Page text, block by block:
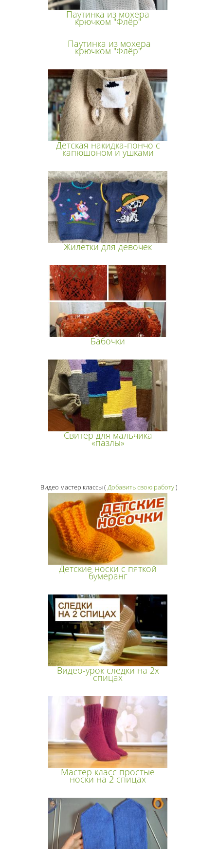
Паутинка из мохера
крючком "Флёр"
Паутинка из мохера
крючком "Флёр"
Детская накидка-пончо с
капюшоном и ушками
Жилетки для девочек
Бабочки
Свитер для мальчика
«пазлы»
Видео мастер классы( Добавить свою работу)
Детские носки с пяткой
бумеранг
Видео-урок следки на 2х
спицах
Мастер класс простые
носки на 2 спицах